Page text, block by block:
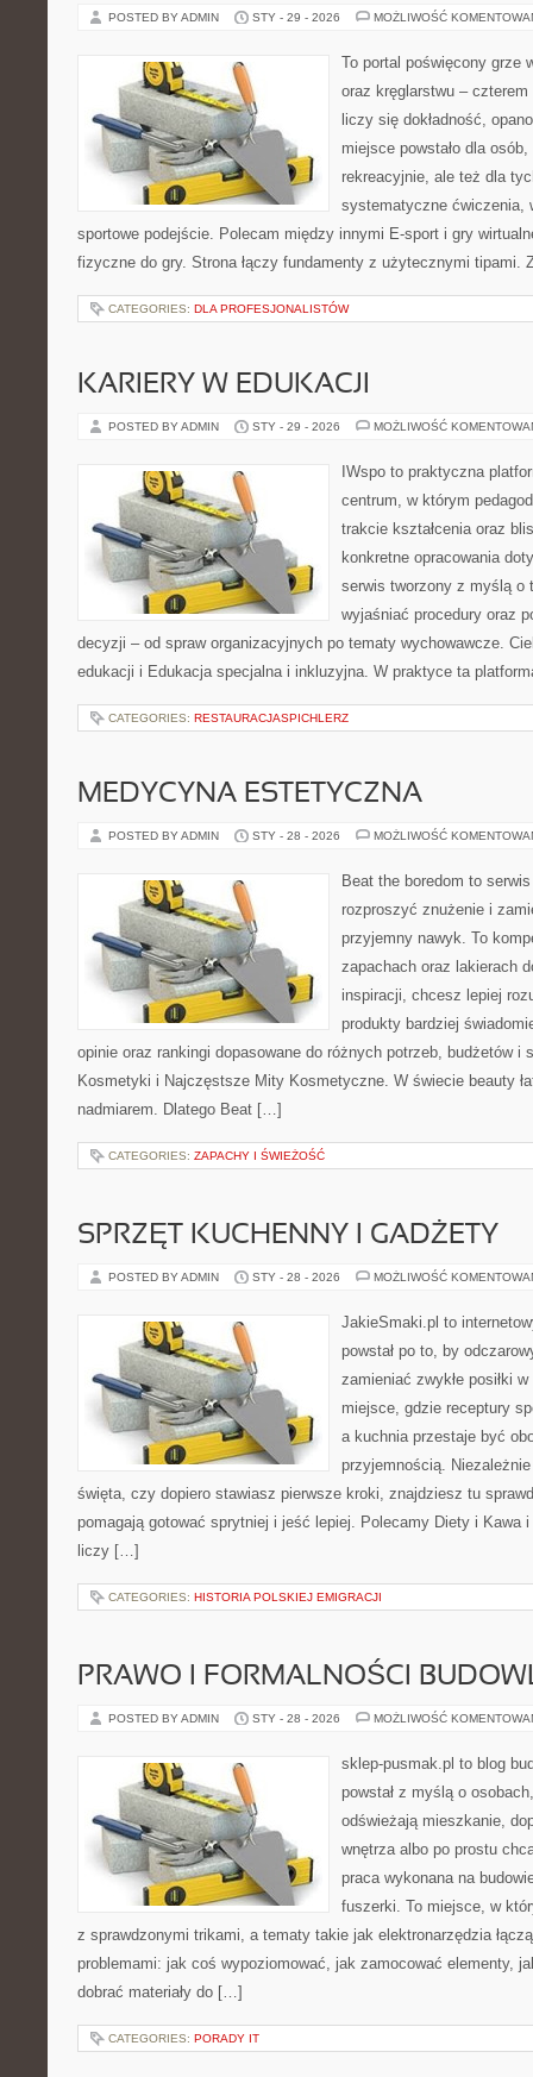
POSTED BY ADMIN STY - 29 - 2026 MOŻLIWOŚĆ
To portal poświęcony grze
oraz kręglarstwu –
liczy się dokładność,
miejsce powstało dla
rekreacyjnie, ale też dla
systematyczne ćwiczenia,
sportowe podejście. Polecam między innymi E-sport i gry
fizyczne do gry. Strona łączy fundamenty z użytecznymi
CATEGORIES: DLA PROFESJONALISTÓW
KARIERY W EDUKACJI
POSTED BY ADMIN STY - 29 - 2026 MOŻLIWOŚĆ
IWspo to praktyczna
centrum, w którym
trakcie kształcenia oraz
konkretne opracowania
serwis tworzony z myślą o
wyjaśniać procedury oraz
decyzji – od spraw organizacyjnych po tematy wychowawcze.
edukacji i Edukacja specjalna i inkluzyjna. W praktyce ta
CATEGORIES: RESTAURACJASPICHLERZ
MEDYCYNA ESTETYCZNA
POSTED BY ADMIN STY - 28 - 2026 MOŻLIWOŚĆ
Beat the boredom to
rozproszyć znużenie i
przyjemny nawyk. To
zapachach oraz lakierach
inspiracji, chcesz lepiej
produkty bardziej
opinie oraz rankingi dopasowane do różnych potrzeb, budżetów i
Kosmetyki i Najczęstsze Mity Kosmetyczne. W świecie beauty
nadmiarem. Dlatego Beat […]
CATEGORIES: ZAPACHY I ŚWIEŻOŚĆ
SPRZĘT KUCHENNY I GADŻETY
POSTED BY ADMIN STY - 28 - 2026 MOŻLIWOŚĆ
JakieSmaki.pl to
powstał po to, by
zamieniać zwykłe posiłki
miejsce, gdzie receptury
a kuchnia przestaje być
przyjemnością.
święta, czy dopiero stawiasz pierwsze kroki, znajdziesz tu
pomagają gotować sprytniej i jeść lepiej. Polecamy Diety i Kawa
liczy […]
CATEGORIES: HISTORIA POLSKIEJ EMIGRACJI
PRAWO I FORMALNOŚCI
POSTED BY ADMIN STY - 28 - 2026 MOŻLIWOŚĆ
sklep-pusmak.pl to blog
powstał z myślą o
odświeżają mieszkanie,
wnętrza albo po prostu
praca wykonana na
fuszerki. To miejsce, w
z sprawdzonymi trikami, a tematy takie jak elektronarzędzia
problemami: jak coś wypoziomować, jak zamocować elementy,
dobrać materiały do […]
CATEGORIES: PORADY IT